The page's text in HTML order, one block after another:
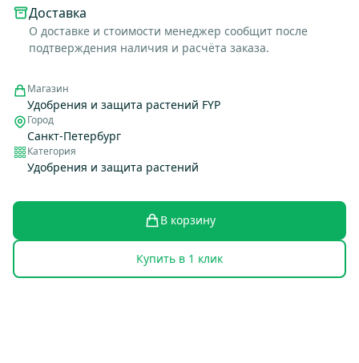
Доставка
О доставке и стоимости менеджер сообщит после
подтверждения наличия и расчёта заказа.
Магазин
Удобрения и защита растений FYP
Город
Санкт-Петербург
Категория
Удобрения и защита растений
В корзину
Купить в 1 клик